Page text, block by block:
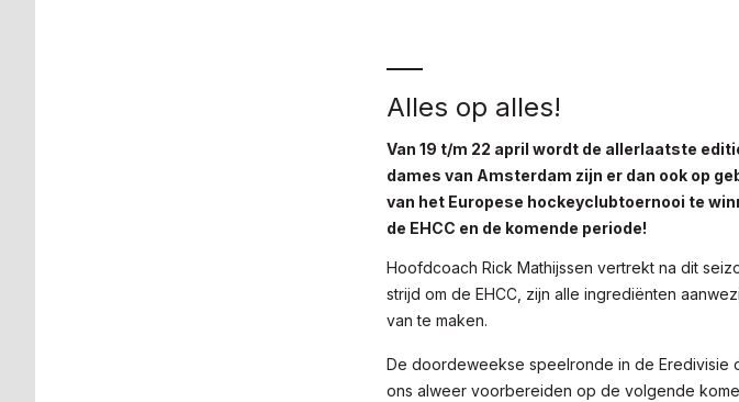
Alles op alles!
Van 19 t/m 22 april wordt de allerlaatste
dames van Amsterdam zijn er dan ook op
van het Europese hockeyclubtoernooi te
de EHCC en de komende periode!
Hoofdcoach Rick Mathijssen vertrekt na dit
strijd om de EHCC, zijn alle ingrediënten
van te maken.
De doordeweekse speelronde in de
ons alweer voorbereiden op de volgende